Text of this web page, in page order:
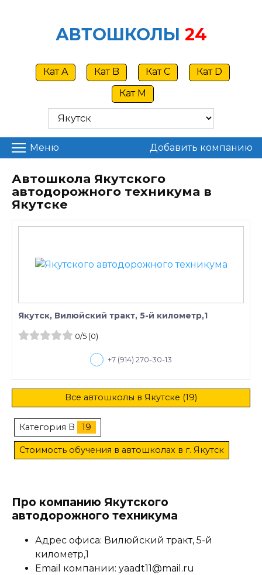
АВТОШКОЛЫ 24
Кат A Кат B Кат C
Кат D
Кат M
Меню Добавить компанию
Автошкола Якутского
автодорожного техникума в
Якутске
Якутск, Вилюйский тракт, 5-й километр,1
0/5(0)
+7 (914) 270-30-13
Все автошколы в Якутске (19)
Категория B 19
Стоимость обучения в автошколах в г. Якутск
Про компанию Якутского
автодорожного техникума
Адрес офиса: Вилюйский тракт, 5-й
километр,1
Email компании: yaadt11@mail.ru